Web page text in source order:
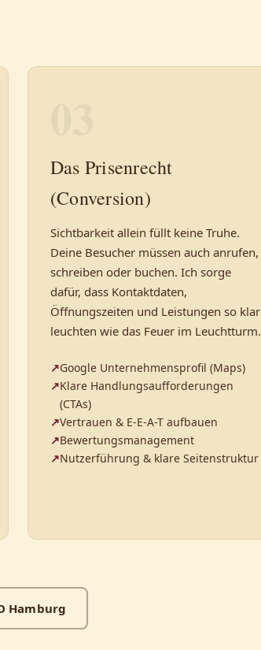
Das Prisenrecht
(Conversion)
Sichtbarkeit allein füllt keine Truhe.
Deine Besucher müssen auch anrufen,
schreiben oder buchen. Ich sorge
dafür, dass Kontaktdaten,
Öffnungszeiten und Leistungen so klar
leuchten wie das Feuer im Leuchtturm.
Google Unternehmensprofil (Maps)
Klare Handlungsaufforderungen
(CTAs)
Vertrauen & E-E-A-T aufbauen
Bewertungsmanagement
Nutzerführung & klare Seitenstruktur
Hamburg